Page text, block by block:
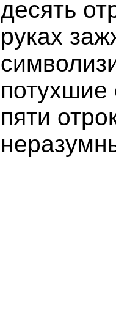
десять
руках
потухшие
пяти